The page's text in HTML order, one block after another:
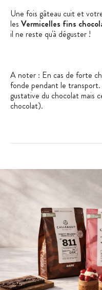
Une fois gâteau cuit et
les Vermicelles fins
il ne reste qu'à déguster !
A noter : En cas de forte
fonde pendant le transport.
gustative du chocolat mais
chocolat).
Les + des Vermicelles
Goût chocolat intense
Finitions parfaite pour
Format pratique et
Caractéristiques des
Marque : Callebaut
Poids : 1 kg
Format : 5 mm
Type de chocolat : noir
Teneur en cacao : 43,1 %